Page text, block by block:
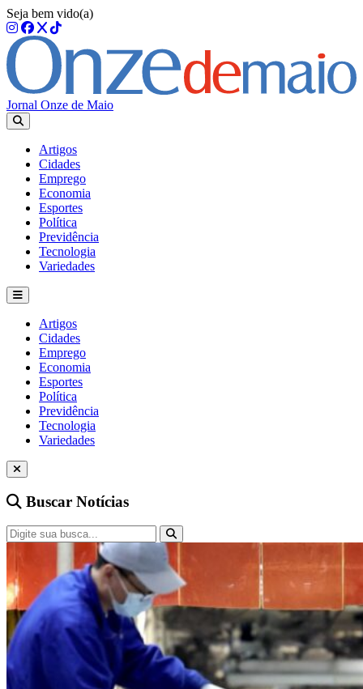
Seja bem vido(a)
Jornal Onze de Maio
Artigos
Cidades
Emprego
Economia
Esportes
Política
Previdência
Tecnologia
Variedades
Artigos
Cidades
Emprego
Economia
Esportes
Política
Previdência
Tecnologia
Variedades
Buscar Notícias